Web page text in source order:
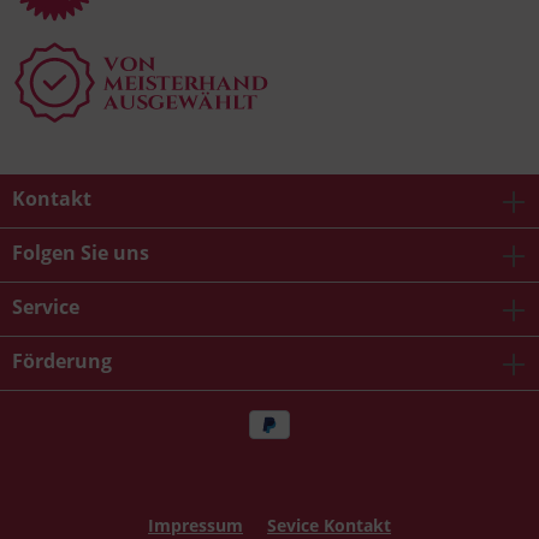
Kontakt
Folgen Sie uns
Service
Förderung
Impressum Sevice Kontakt